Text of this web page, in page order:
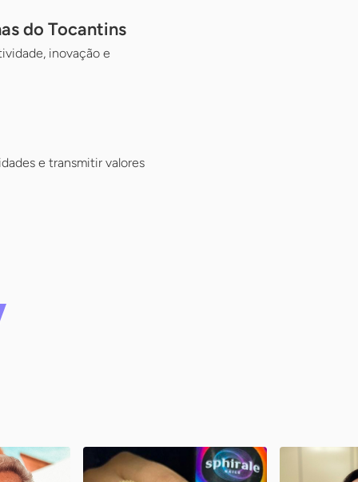
do Tocantins
inovação e
e transmitir valores
Planet Nails
Ani –